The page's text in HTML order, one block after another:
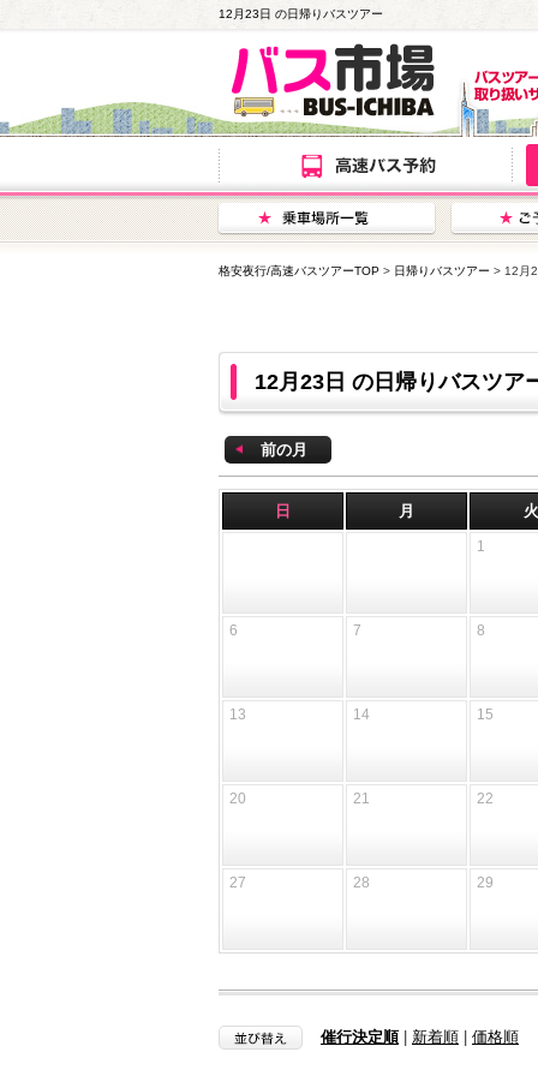
12月23日 の日帰りバスツアー
格安夜行/高速バスツアーTOP > 日帰りバスツアー > 12月
12月23日 の日帰りバスツア
前の月
日 月 火
1
6 7 8
13 14 15
20 21 22
27 28 29
催行決定順| 新着順 価格順